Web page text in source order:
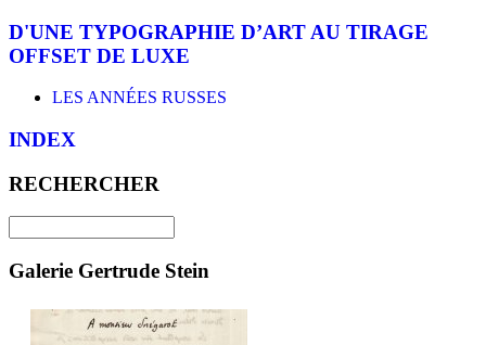
D'UNE TYPOGRAPHIE D’ART AU TIRAGE
OFFSET DE LUXE
LES ANNÉES RUSSES
INDEX
RECHERCHER
Galerie Gertrude Stein